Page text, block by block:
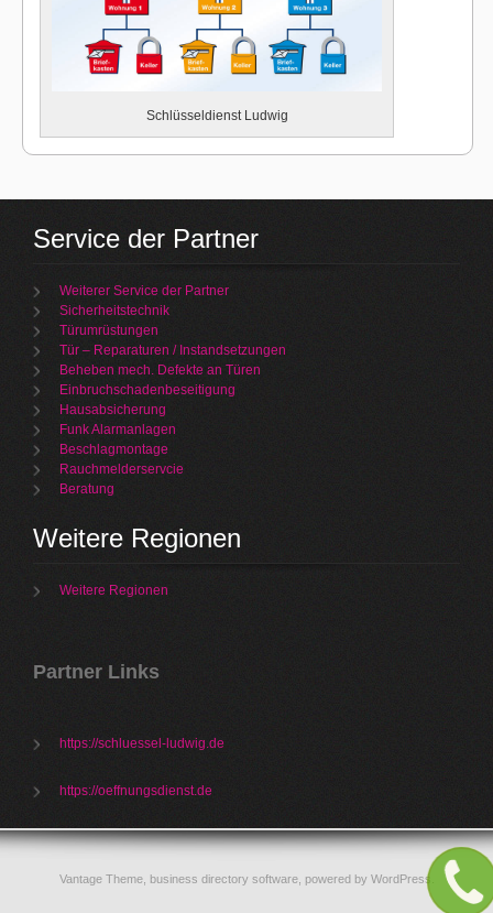
Schlüsseldienst Ludwig
Service der Partner
Weiterer Service der Partner
Sicherheitstechnik
Türumrüstungen
Tür – Reparaturen / Instandsetzungen
Beheben mech. Defekte an Türen
Einbruchschadenbeseitigung
Hausabsicherung
Funk Alarmanlagen
Beschlagmontage
Rauchmelderservcie
Beratung
Weitere Regionen
Weitere Regionen
Partner Links
https://schluessel-ludwig.de
https://oeffnungsdienst.de
Vantage Theme, business directory software, powered by WordPress